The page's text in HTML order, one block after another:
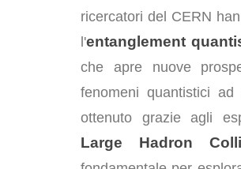
ricercatori del CERN
l'entanglement
che apre nuove
fenomeni quantistici
ottenuto grazie agli
Large Hadron